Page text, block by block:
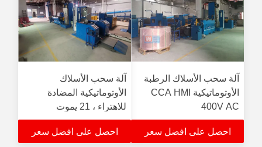
آلة سحب الأسلاك الرطبة
الأوتوماتيكية CCA HMI
400V AC
احصل على افضل سعر
آلة سحب الأسلاك
الأوتوماتيكية المضادة
للاهتراء ، 21 يموت
150KVA Al Cu آلة صنع
الأسلاك
احصل على افضل سعر